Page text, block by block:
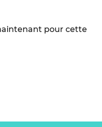
pour cette